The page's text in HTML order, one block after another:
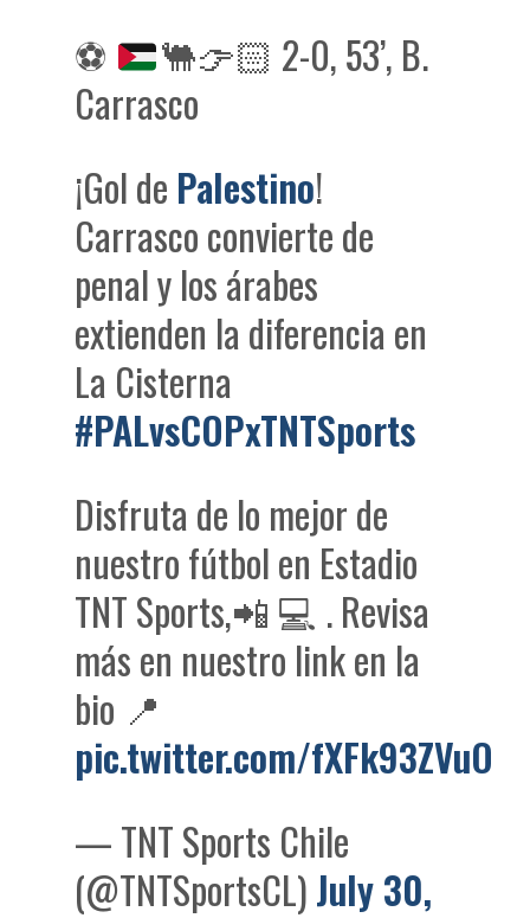
⚽
🐫👉🏻 2-0, 53’, B.
Carrasco
¡Gol de Palestino!
Carrasco convierte de
penal y los árabes
extienden la diferencia en
La Cisterna
#PALvsCOPxTNTSports
Disfruta de lo mejor de
nuestro fútbol en Estadio
TNT Sports,📲 💻 . Revisa
más en nuestro link en la
bio 📍
pic.twitter.com/fXFk93ZVuO
— TNT Sports Chile
(@TNTSportsCL)July 30,